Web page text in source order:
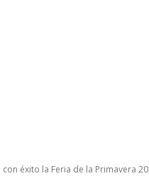
con éxito la Feria de la Primavera